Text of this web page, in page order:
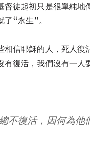
督徒起初只是很單純地
了“永生”。
相信耶穌的人，死人復
有復活，我們沒有一人
不復活，因何為